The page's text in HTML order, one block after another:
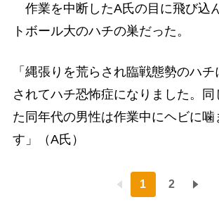
作業を中断したA氏の目に飛び込
トボール大のハチの巣だった。
「縄張りを荒らされ臨戦態勢のハチ
されてハチ恐怖症になりました。同
た同年代の男性は作業中にヘビに噛
す」（A氏）
1 2